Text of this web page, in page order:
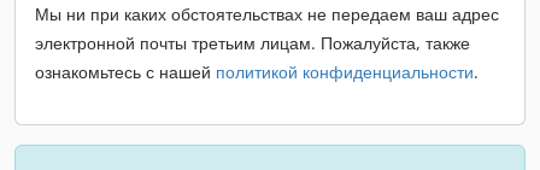
Мы ни при каких обстоятельствах не передаем ваш адрес
электронной почты третьим лицам. Пожалуйста, также
ознакомьтесь с нашей политикой конфиденциальности.